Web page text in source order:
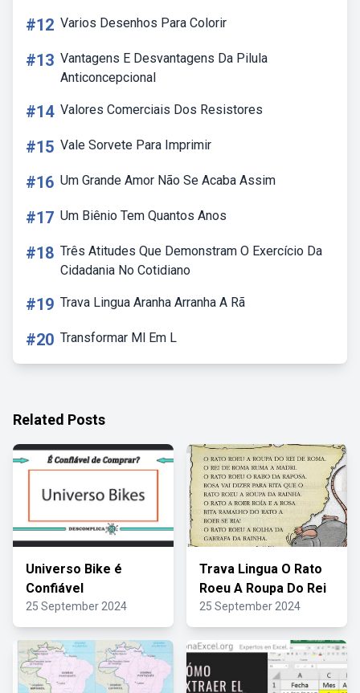
#12 Varios Desenhos Para Colorir
#13 Vantagens E Desvantagens Da Pilula
Anticoncepcional
#14 Valores Comerciais Dos Resistores
#15 Vale Sorvete Para Imprimir
#16 Um Grande Amor Não Se Acaba Assim
#17 Um Biênio Tem Quantos Anos
#18 Três Atitudes Que Demonstram O Exercício Da
Cidadania No Cotidiano
#19 Trava Lingua Aranha Arranha A Rã
#20 Transformar Ml Em L
Related Posts
Universo Bike é
Confiável
25 September 2024
Trava Lingua O Rato
Roeu A Roupa Do Rei
25 September 2024